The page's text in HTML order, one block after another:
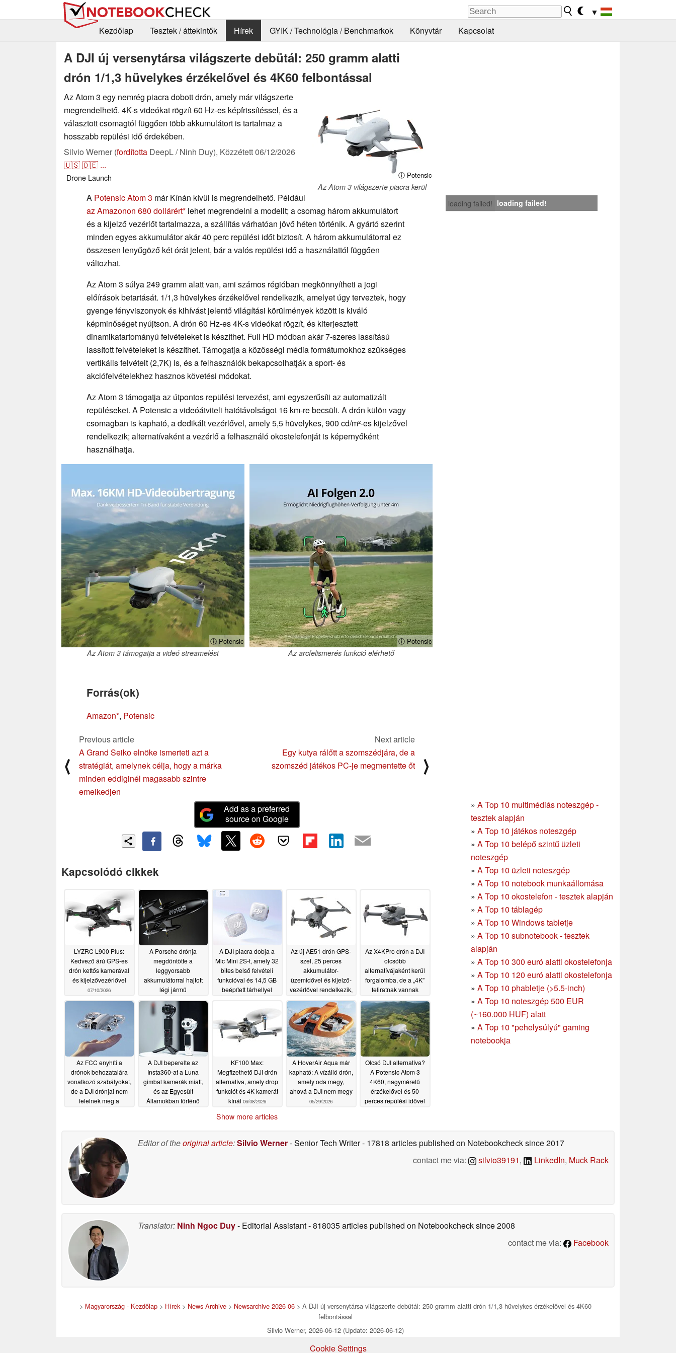
▼
Kezdőlap
Tesztek / áttekintők Hírek GYIK / Technológia / Benchmarkok Könyvtár Kapcsolat
A DJI új versenytársa világszerte debütál: 250 gramm alatti
drón 1/1,3 hüvelykes érzékelővel és 4K60 felbontással
ⓘ Potensic
Az Atom 3 világszerte piacra kerül
Az Atom 3 egy nemrég piacra dobott drón, amely már világszerte
megrendelhető. 4K-s videókat rögzít 60 Hz-es képfrissítéssel, és a
választott csomagtól függően több akkumulátort is tartalmaz a
hosszabb repülési idő érdekében.
Silvio Werner (fordította DeepL / Ninh Duy), Közzétett06/12/2026
🇺🇸🇩🇪 ...
Drone Launch
loading failed! loading failed!
A Potensic Atom 3 már Kínán kívül is megrendelhető. Például
az Amazonon 680 dollárért lehet megrendelni a modellt; a csomag három akkumulátort
és a kijelző vezérlőt tartalmazza, a szállítás várhatóan jövő héten történik. A gyártó szerint
minden egyes akkumulátor akár 40 perc repülési időt biztosít. A három akkumulátorral ez
összesen lenyűgöző két órát jelent, bár a valós repülési idő a használattól függően
változhat.
Az Atom 3 súlya 249 gramm alatt van, ami számos régióban megkönnyítheti a jogi
előírások betartását. 1/1,3 hüvelykes érzékelővel rendelkezik, amelyet úgy terveztek, hogy
gyenge fényviszonyok és kihívást jelentő világítási körülmények között is kiváló
képminőséget nyújtson. A drón 60 Hz-es 4K-s videókat rögzít, és kiterjesztett
dinamikatartományú felvételeket is készíthet. Full HD módban akár 7-szeres lassítású
lassított felvételeket is készíthet. Támogatja a közösségi média formátumokhoz szükséges
vertikális felvételt (2,7K) is, és a felhasználók bekapcsolhatják a sport- és
akciófelvételekhez hasznos követési módokat.
Az Atom 3 támogatja az útpontos repülési tervezést, ami egyszerűsíti az automatizált
repüléseket. A Potensic a videóátviteli hatótávolságot 16 km-re becsüli. A drón külön vagy
csomagban is kapható, a dedikált vezérlővel, amely 5,5 hüvelykes, 900 cd/m²-es kijelzővel
rendelkezik; alternatívaként a vezérlő a felhasználó okostelefonját is képernyőként
használhatja.
ⓘ Potensic
Az Atom 3 támogatja a videó streamelést
ⓘ Potensic
Az arcfelismerés funkció elérhető
Forrás(ok)
Amazon , Potensic
⟨
Previous article
A Grand Seiko elnöke ismerteti azt a
stratégiát, amelynek célja, hogy a márka
minden eddiginél magasabb szintre
emelkedjen
Next article
Egy kutya rálőtt a szomszédjára, de a
szomszéd játékos PC-je megmentette őt
⟩
» A Top 10 multimédiás noteszgép -
tesztek alapján
» A Top 10 játékos noteszgép
» A Top 10 belépő szintű üzleti
noteszgép
» A Top 10 üzleti noteszgép
» A Top 10 notebook munkaállomása
» A Top 10 okostelefon - tesztek alapján
» A Top 10 táblagép
» A Top 10 Windows tabletje
» A Top 10 subnotebook - tesztek
alapján
» A Top 10 300 euró alatti okostelefonja
» A Top 10 120 euró alatti okostelefonja
» A Top 10 phabletje (>5.5-inch)
» A Top 10 noteszgép 500 EUR
(~160.000 HUF) alatt
» A Top 10 "pehelysúlyú" gaming
notebookja
Add as a preferred
source on Google
Kapcsolódó cikkek
LYZRC L900 Plus:
Kedvező árú GPS-es
drón kettős kamerával
és kijelzővezérlővel
07/10/2026
A Porsche drónja
megdöntötte a
leggyorsabb
akkumulátorral hajtott
légi jármű
07/06/2026
A DJI piacra dobja a
Mic Mini 2S-t, amely 32
bites belső felvételi
funkcióval és 14,5 GB
beépített tárhellyel
Az új AE51 drón GPS-
szel, 25 perces
akkumulátor-
üzemidővel és kijelző-
vezérlővel rendelkezik,
06/23/2026
Az X4KPro drón a DJI
olcsóbb
alternatívájaként kerül
forgalomba, de a „4K”
feliratnak vannak
06/21/2026
Az FCC enyhíti a
drónok behozatalára
vonatkozó szabályokat,
de a DJI drónjai nem
felelnek meg a
A DJI beperelte az
Insta360-at a Luna
gimbal kamerák miatt,
és az Egyesült
Államokban történő
KF100 Max:
Megfizethető DJI drón
alternatíva, amely drop
funkciót és 4K kamerát
kínál 06/08/2026
A HoverAir Aqua már
kapható: A vízálló drón,
amely oda megy,
ahová a DJI nem megy
05/29/2026
Olcsó DJI alternatíva?
A Potensic Atom 3
4K60, nagyméretű
érzékelővel és 50
perces repülési idővel
Show more articles
Editor of theoriginal article:Silvio Werner- Senior Tech Writer- 17818 articles published on Notebookchecksince 2017
contact me via:
silvio39191, LinkedIn, Muck Rack
Translator: Ninh Ngoc Duy- Editorial Assistant- 818035 articles published on Notebookchecksince 2008
contact me via:
Facebook
> Magyarország - Kezdőlap > Hírek > News Archive > Newsarchive 2026 06 > A DJI új versenytársa világszerte debütál: 250 gramm alatti drón 1/1,3 hüvelykes érzékelővel és 4K60
felbontással
Silvio Werner, 2026-06-12 (Update: 2026-06-12)
Cookie Settings